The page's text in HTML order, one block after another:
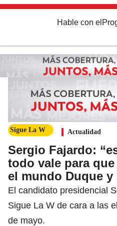
Hable con el
Sigue La W Actualidad
Sergio Fajardo:
todo vale para
el mundo Duque y
El candidato presidencial
Sigue La W de cara a las
de mayo.